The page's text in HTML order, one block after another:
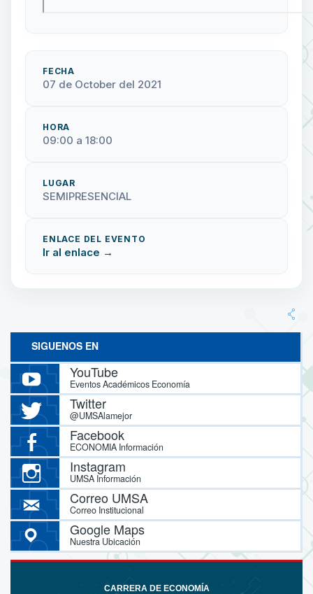
FECHA
07 de October del 2021
HORA
09:00 a 18:00
LUGAR
SEMIPRESENCIAL
ENLACE DEL EVENTO
Ir al enlace →
SIGUENOS EN
YouTube
Eventos Académicos Economía
Twitter
@UMSAlamejor
Facebook
ECONOMIA Información
Instagram
UMSA Información
Correo UMSA
Correo Institucional
Google Maps
Nuestra Ubicación
CARRERA DE ECONOMÍA